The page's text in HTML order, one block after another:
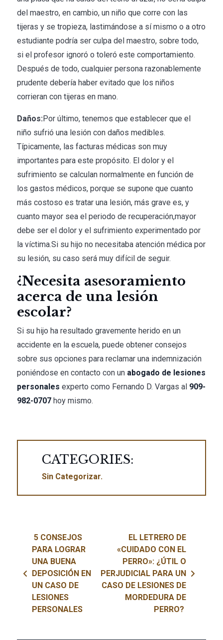
del maestro, en cambio, un niño que corre con las
tijeras y se tropieza, lastimándose a sí mismo o a otro
estudiante podría ser culpa del maestro, sobre todo,
si el profesor ignoró o toleró este comportamiento.
Después de todo, cualquier persona razonablemente
prudente debería haber evitado que los niños
corrieran con tijeras en mano.
Daños:Por último, tenemos que establecer que el
niño sufrió una lesión con daños medibles.
Típicamente, las facturas médicas son muy
importantes para este propósito. El dolor y el
sufrimiento se calculan normalmente en función de
los gastos médicos, porque se supone que cuanto
más costoso es tratar una lesión, más grave es, y
cuanto mayor sea el periodo de recuperación,mayor
debe ser el dolor y el sufrimiento experimentado por
la víctima.Si su hijo no necesitaba atención médica por
su lesión, su caso será muy difícil de seguir.
¿Necesita asesoramiento
acerca de una lesión
escolar?
Si su hijo ha resultado gravemente herido en un
accidente en la escuela, puede obtener consejos
sobre sus opciones para reclamar una indemnización
poniéndose en contacto con un abogado de lesiones
personales experto como Fernando D. Vargas al 909-
982-0707 hoy mismo.
CATEGORIES:
Sin Categorizar
Navegación de entradas
5 CONSEJOS
PARA LOGRAR
UNA BUENA
DEPOSICIÓN EN
UN CASO DE
LESIONES
PERSONALES
EL LETRERO DE
«CUIDADO CON EL
PERRO»: ¿ÚTIL O
PERJUDICIAL PARA UN
CASO DE LESIONES DE
MORDEDURA DE
PERRO?